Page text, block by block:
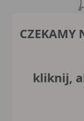
CZEKAMY
kliknij,